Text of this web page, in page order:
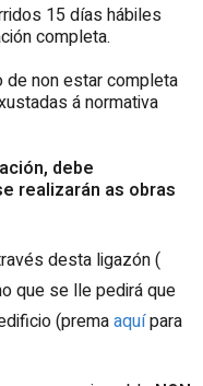
15 días hábiles
completa.
de non estar completa
á normativa
debe
realizarán as obras
desta ligazón (
que se lle pedirá que
(premaaquípara